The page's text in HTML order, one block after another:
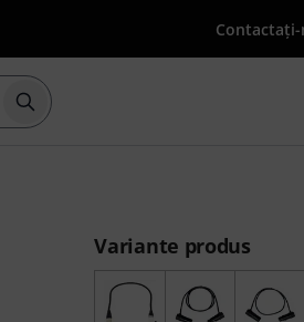
Contactaţi-
Începeți căutarea cu termenul
Variante produs